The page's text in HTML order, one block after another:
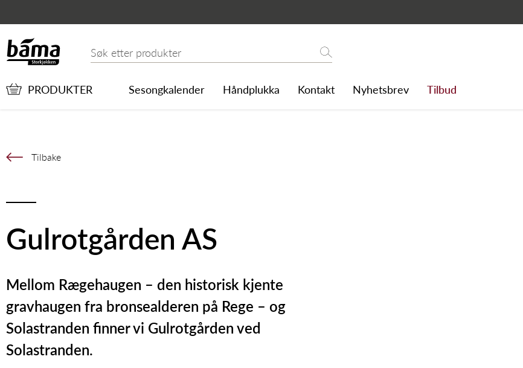
Gulrotgården AS
Søk etter
Søk
PRODUKTER Sesongkalender Håndplukka Kontakt Nyhetsbrev Tilbud
Tilbake
Gulrotgården AS
Mellom Rægehaugen – den historisk kjente
gravhaugen fra bronsealderen på Rege – og
Solastranden finner vi Gulrotgården ved
Solastranden.